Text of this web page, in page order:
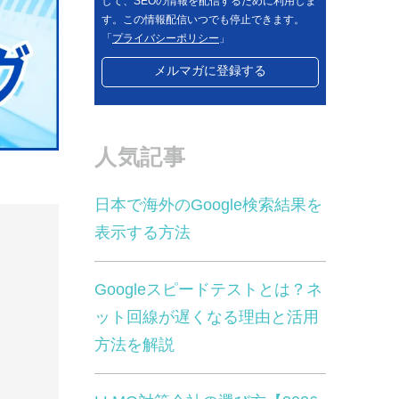
す。この情報配信いつでも停止できます。
「 プライバシーポリシー 」
人気記事
日本で海外のGoogle検索結果を
表示する方法
Googleスピードテストとは？ネ
ット回線が遅くなる理由と活用
方法を解説